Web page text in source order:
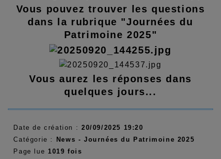
Vous pouvez trouver les questions
dans la rubrique "Journées du
Patrimoine 2025"
Vous aurez les réponses dans
quelques jours...
Date de création : 20/09/2025 19:20
Catégorie : News - Journées du Patrimoine 2025
Page lue 1019 fois